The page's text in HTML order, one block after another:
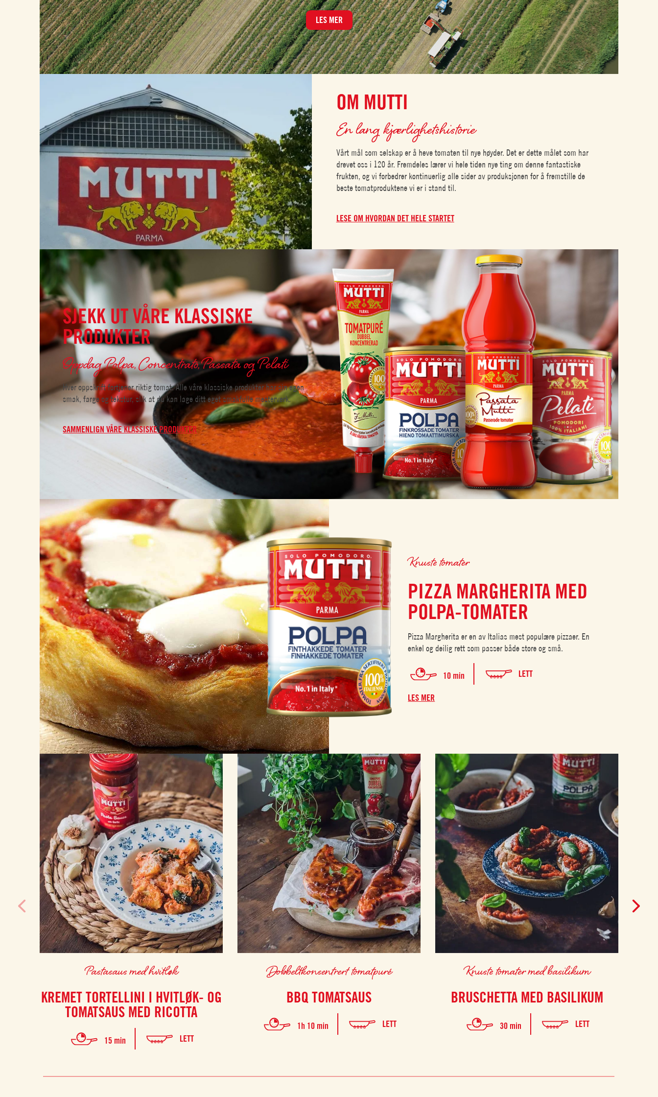
LES MER
OM MUTTI
En lang kjærlighetshistorie
Vårt mål som selskap er å heve tomaten til nye høyder. Det er dette målet som har
drevet oss i 120 år. Fremdeles lærer vi hele tiden nye ting om denne fantastiske
frukten, og vi forbedrer kontinuerlig alle sider av produksjonen for å fremstille de
beste tomatproduktene vi er i stand til.
LESE OM HVORDAN DET HELE STARTET
SJEKK UT VÅRE KLASSISKE
PRODUKTER
Oppdag Polpa, Concentrato, Passata og Pelati
Hver oppskrift fortjener riktig tomat. Alle våre klassiske produkter har sin egen
smak, farge og tekstur, slik at du kan lage ditt eget smakfulle mesterverk.
SAMMENLIGN VÅRE KLASSISKE PRODUKTER
Knuste tomater
PIZZA MARGHERITA MED
POLPA-TOMATER
Pizza Margherita er en av Italias mest populære pizzaer. En
enkel og deilig rett som passer både store og små.
10 min LETT
LES MER
Pastasaus med hvitløk
KREMET TORTELLINI I HVITLØK- OG
TOMATSAUS MED RICOTTA
15 min LETT
Dobbeltkonsentrert tomatpuré
BBQ TOMATSAUS
1h 10 min LETT
Knuste tomater med basilikum
BRUSCHETTA MED BASILIKUM
30 min LETT